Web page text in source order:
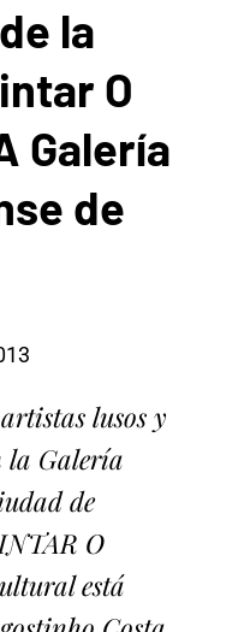
la
O
Galería
de
lusos y
la Galería
de
O
está